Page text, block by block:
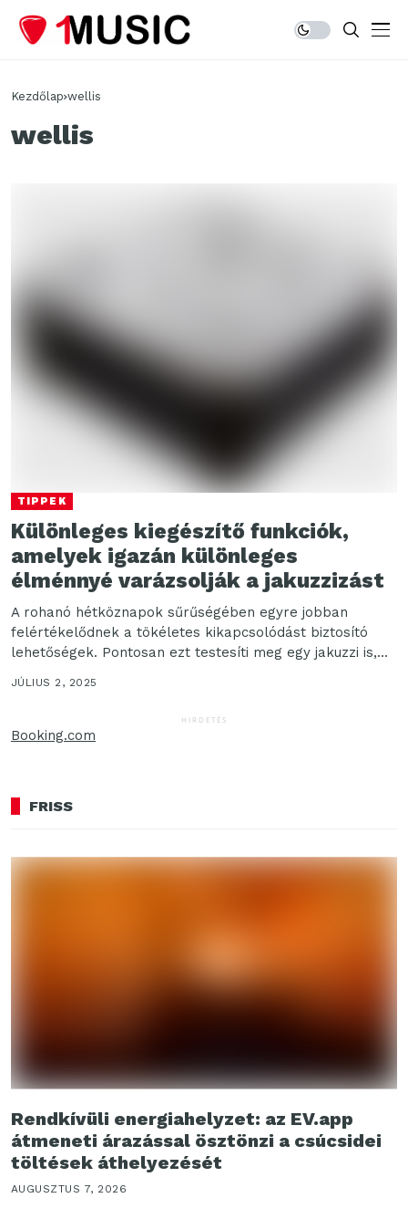
Kezdőlap wellis
wellis
TIPPEK
Különleges kiegészítő funkciók,
amelyek igazán különleges
élménnyé varázsolják a jakuzzizást
A rohanó hétköznapok sűrűségében egyre jobban
felértékelődnek a tökéletes kikapcsolódást biztosító
lehetőségek. Pontosan ezt testesíti meg egy jakuzzi is,
amit sokan az otthonuk...
JÚLIUS 2, 2025
HIRDETÉS
Booking.com
FRISS
Rendkívüli energiahelyzet: az EV.app
átmeneti árazással ösztönzi a csúcsidei
töltések áthelyezését
AUGUSZTUS 7, 2026